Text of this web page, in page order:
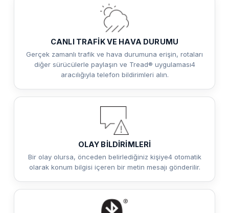
CANLI TRAFİK VE HAVA DURUMU
Gerçek zamanlı trafik ve hava durumuna erişin, rotaları
diğer sürücülerle paylaşın ve Tread® uygulaması4
aracılığıyla telefon bildirimleri alın.
OLAY BİLDİRİMLERİ
Bir olay olursa, önceden belirlediğiniz kişiye4 otomatik
olarak konum bilgisi içeren bir metin mesajı gönderilir.